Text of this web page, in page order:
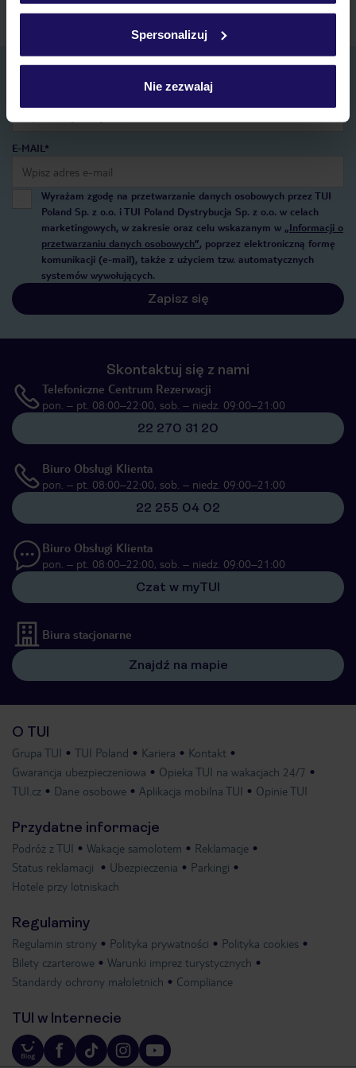
Spersonalizuj
Nie zezwalaj
E-MAIL*
Wyrażam zgodę na przetwarzanie danych osobowych przez TUI
Poland Sp. z o.o. i TUI Poland Dystrybucja Sp. z o.o. w celach
marketingowych, w zakresie oraz celu wskazanym w „Informacji o
przetwarzaniu danych osobowych”, poprzez elektroniczną formę
komunikacji (e-mail), także z użyciem tzw. automatycznych
systemów wywołujących.
Zapisz się
Skontaktuj się z nami
Telefoniczne Centrum Rezerwacji
pon. – pt. 08:00–22:00, sob. – niedz. 09:00–21:00
22 270 31 20
Biuro Obsługi Klienta
pon. – pt. 08:00–22:00, sob. – niedz. 09:00–21:00
22 255 04 02
Biuro Obsługi Klienta
pon. – pt. 08:00–22:00, sob. – niedz. 09:00–21:00
Czat w myTUI
Biura stacjonarne
Znajdź na mapie
O TUI
Grupa TUI TUI Poland Kariera
Kontakt
Gwarancja ubezpieczeniowa
Opieka TUI na wakacjach 24/7
TUI.cz
Dane osobowe Aplikacja mobilna TUI Opinie TUI
Przydatne informacje
Podróż z TUI Wakacje samolotem
Reklamacje
Status reklamacji
Ubezpieczenia
Parkingi
Hotele przy lotniskach
Regulaminy
Regulamin strony Polityka prywatności
Polityka cookies
Bilety czarterowe
Warunki imprez turystycznych
Standardy ochrony małoletnich
Compliance
TUI w Internecie